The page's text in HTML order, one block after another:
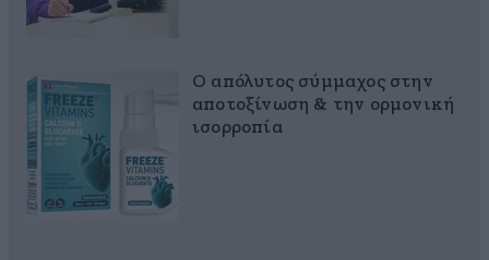
Ο απόλυτος σύμμαχος στην
αποτοξίνωση & την ορμονική
ισορροπία